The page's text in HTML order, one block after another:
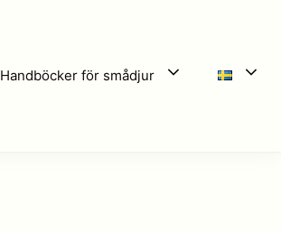
Handböcker för smådjur